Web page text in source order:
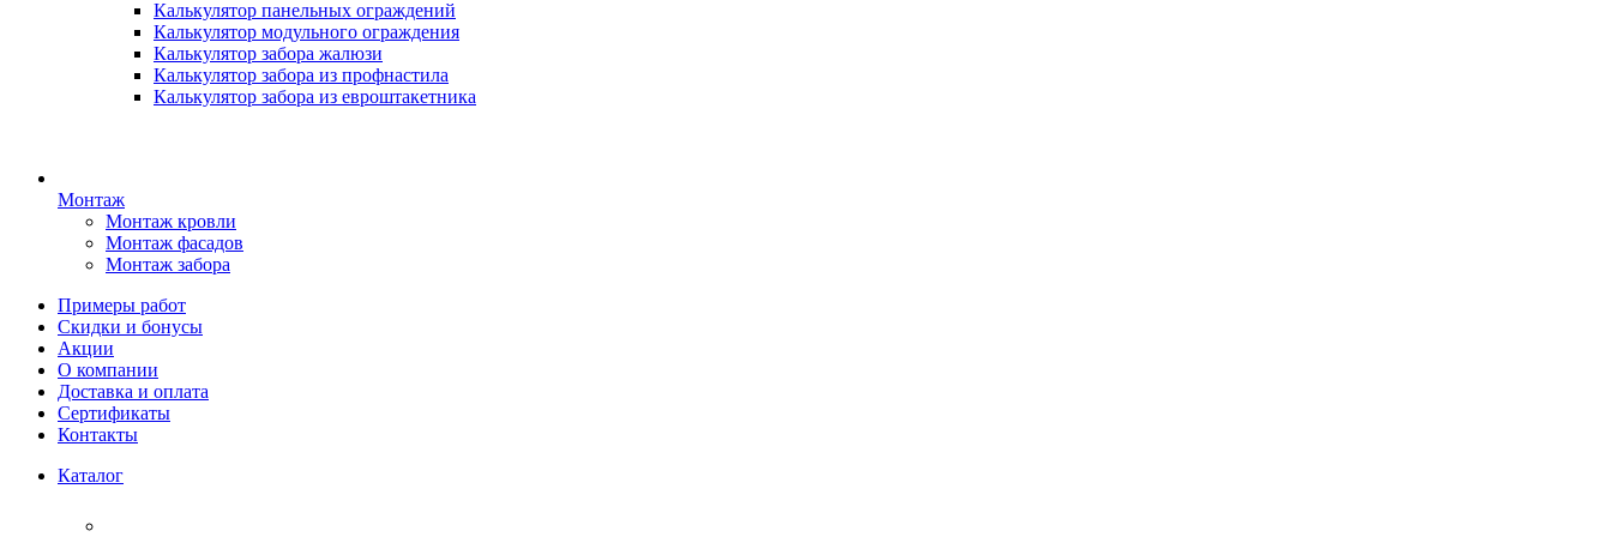
Калькулятор панельных ограждений
Калькулятор модульного ограждения
Калькулятор забора жалюзи
Калькулятор забора из профнастила
Калькулятор забора из евроштакетника
Монтаж
Монтаж кровли
Монтаж фасадов
Монтаж забора
Примеры работ
Скидки и бонусы
Акции
О компании
Доставка и оплата
Сертификаты
Контакты
Каталог